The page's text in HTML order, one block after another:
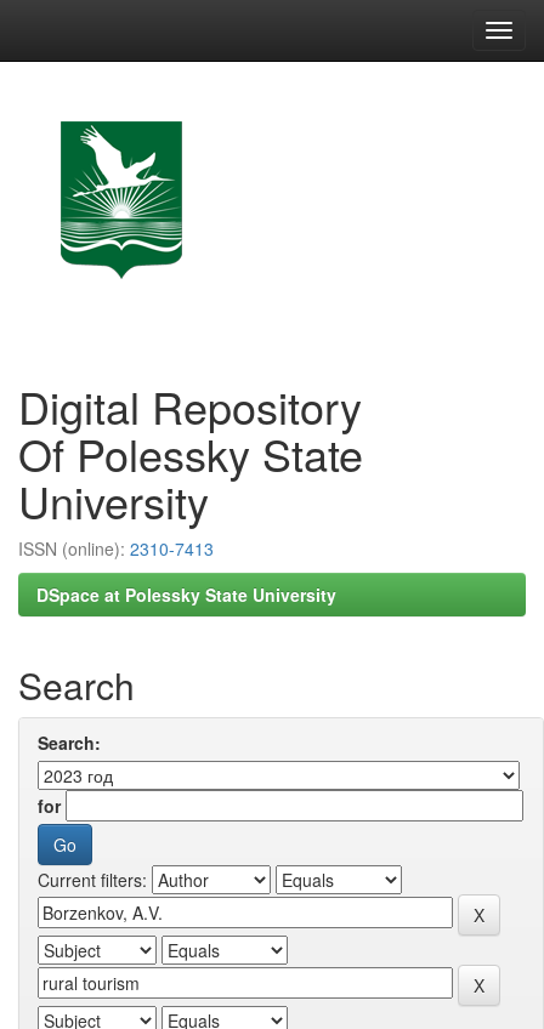
Digital Repository
Of Polessky State
University
ISSN (online): 2310-7413
DSpace at Polessky State University
Search
Search:
for
Current filters: